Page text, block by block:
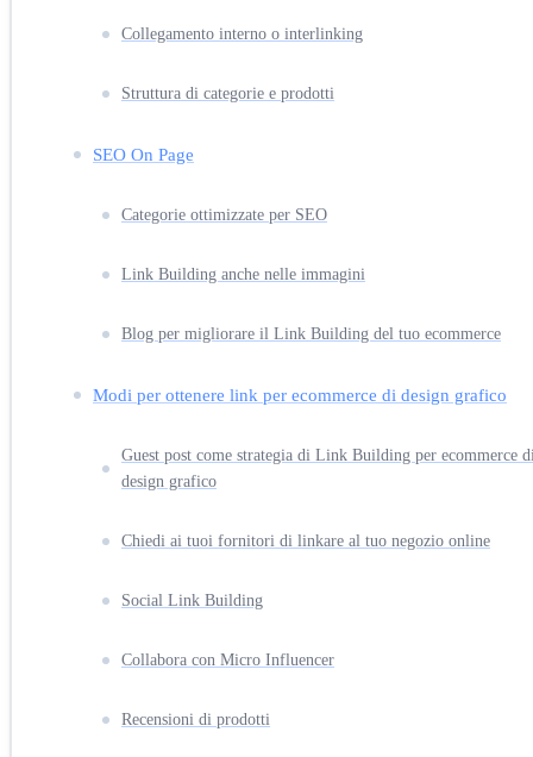
Collegamento interno o interlinking
Struttura di categorie e prodotti
SEO On Page
Categorie ottimizzate per SEO
Link Building anche nelle immagini
Blog per migliorare il Link Building del tuo ecommerce
Modi per ottenere link per ecommerce di design grafico
Guest post come strategia di Link Building per ecommerce
design grafico
Chiedi ai tuoi fornitori di linkare al tuo negozio online
Social Link Building
Collabora con Micro Influencer
Recensioni di prodotti